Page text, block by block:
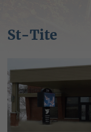
St-Tite